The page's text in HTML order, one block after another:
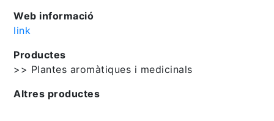
Web informació
link
Productes
>> Plantes aromàtiques i medicinals
Altres productes